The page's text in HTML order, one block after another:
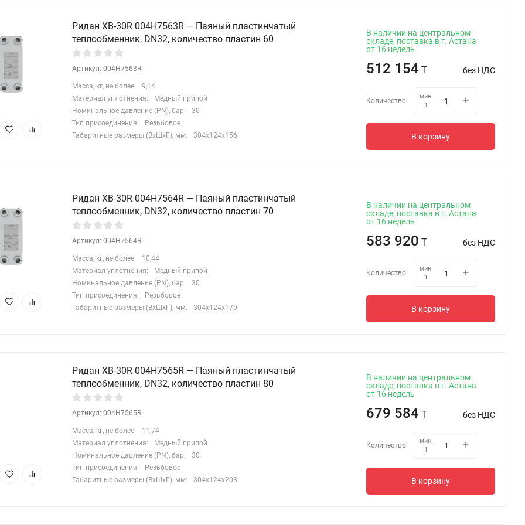
Ридан XB-30R 004H7563R — Паяный пластинчатый
теплообменник, DN32, количество пластин 60
Артикул: 004H7563R
Масса, кг, не более:
9,14
Материал уплотнения:
Медный припой
Номинальное давление (PN), бар:
30
Тип присоединения:
Резьбовое
Габаритные размеры (ВхШхГ), мм:
304x124x156
В наличии на центральном
складе, поставка в г. Астана
от 16 недель
512 154 T без НДС
Количество:
мин.
1
В корзину
Ридан XB-30R 004H7564R — Паяный пластинчатый
теплообменник, DN32, количество пластин 70
Артикул: 004H7564R
Масса, кг, не более:
10,44
Материал уплотнения:
Медный припой
Номинальное давление (PN), бар:
30
Тип присоединения:
Резьбовое
Габаритные размеры (ВхШхГ), мм:
304x124x179
В наличии на центральном
складе, поставка в г. Астана
от 16 недель
583 920 T без НДС
Количество:
мин.
1
В корзину
Ридан XB-30R 004H7565R — Паяный пластинчатый
теплообменник, DN32, количество пластин 80
Артикул: 004H7565R
Масса, кг, не более:
11,74
Материал уплотнения:
Медный припой
Номинальное давление (PN), бар:
30
Тип присоединения:
Резьбовое
Габаритные размеры (ВхШхГ), мм:
304x124x203
В наличии на центральном
складе, поставка в г. Астана
от 16 недель
679 584 T без НДС
Количество:
мин.
1
В корзину